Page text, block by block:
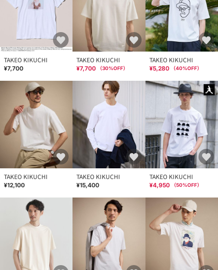
TAKEO KIKUCHI
¥7,700
TAKEO KIKUCHI
¥7,700 （30%OFF）
TAKEO KIKUCHI
¥5,280 （40%OFF）
TAKEO KIKUCHI
¥12,100
TAKEO KIKUCHI
¥15,400
TAKEO KIKUCHI
¥4,950 （50%OFF）